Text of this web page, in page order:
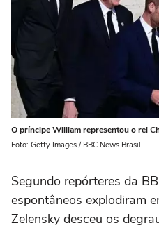
O príncipe William representou o rei
Foto: Getty Images / BBC News Brasil
Segundo repórteres da
espontâneos explodiram
Zelensky desceu os